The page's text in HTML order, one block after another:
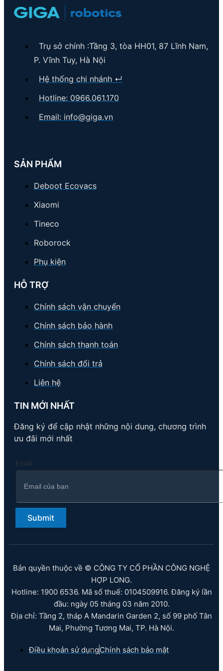
Trụ sở chính :Tầng 3, tòa HH01, 87 Lĩnh Nam,
P. Vĩnh Tuy, Hà Nội
Hệ thống chi nhánh ↵
Hotline: 0966.061.170
Email: info@giga.vn
SẢN PHẨM
Deboot Ecovacs
Xiaomi
Tineco
Roborock
Phụ kiện
HỖ TRỢ
Chính sách vận chuyển
Chính sách bảo hành
Chính sách thanh toán
Chính sách đổi trả
Liên hệ
TIN MỚI NHẤT
Đăng ký để cập nhật những nội dung, chương trình
ưu đãi mới nhất
Email
Submit
Bản quyền thuộc về © CÔNG TY CỔ PHẦN CÔNG NGHỆ
HỢP LONG.
Hotline: 1900 6536. Mã số thuế: 0104509916. Đăng ký lần
đầu: ngày 05 tháng 03 năm 2010.
Địa chỉ: Tầng 2, tháp A Mandarin Garden 2, số 99 phố Tân
Mai, Phường Tương Mai, TP. Hà Nội.
Điều khoản sử dụngChính sách bảo mật